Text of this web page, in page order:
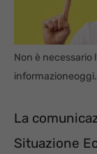
Non è necessario
La
Situazione